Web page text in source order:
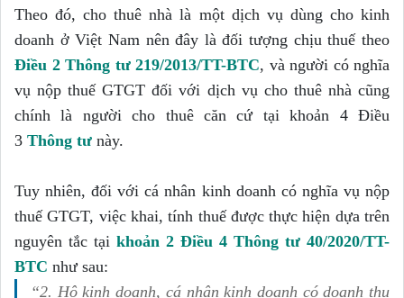
Theo đó, cho thuê nhà là một dịch vụ dùng cho kinh
doanh ở Việt Nam nên đây là đối tượng chịu thuế theo
Điều 2 Thông tư 219/2013/TT-BTC, và người có nghĩa
vụ nộp thuế GTGT đối với dịch vụ cho thuê nhà cũng
chính là người cho thuê căn cứ tại khoản 4 Điều
3 Thông tư này.
Tuy nhiên, đối với cá nhân kinh doanh có nghĩa vụ nộp
thuế GTGT, việc khai, tính thuế được thực hiện dựa trên
nguyên tắc tại khoản 2 Điều 4 Thông tư 40/2020/TT-
BTC như sau:
“2. Hộ kinh doanh, cá nhân kinh doanh có doanh thu